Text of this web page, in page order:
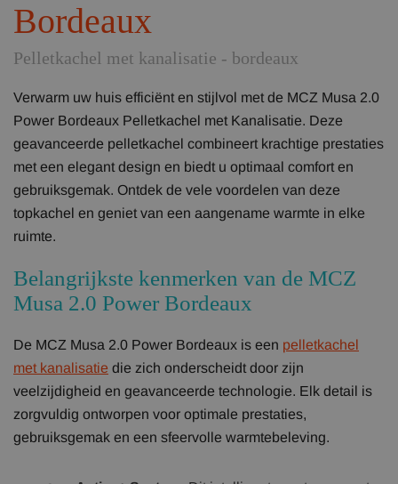
Bordeaux
Pelletkachel met kanalisatie - bordeaux
Verwarm uw huis efficiënt en stijlvol met de MCZ Musa 2.0
Power Bordeaux Pelletkachel met Kanalisatie. Deze
geavanceerde pelletkachel combineert krachtige prestaties
met een elegant design en biedt u optimaal comfort en
gebruiksgemak. Ontdek de vele voordelen van deze
topkachel en geniet van een aangename warmte in elke
ruimte.
Belangrijkste kenmerken van de MCZ
Musa 2.0 Power Bordeaux
De MCZ Musa 2.0 Power Bordeaux is een pelletkachel
met kanalisatie die zich onderscheidt door zijn
veelzijdigheid en geavanceerde technologie. Elk detail is
zorgvuldig ontworpen voor optimale prestaties,
gebruiksgemak en een sfeervolle warmtebeleving.